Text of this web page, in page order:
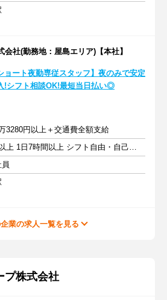
社(勤務地：屋島エリア)【本社】
ョート夜勤専従スタッフ】夜のみで安定
!シフト相談OK!最短当日払い◎
3280円以上＋交通費全額支給
週2日以上 1日7時間以上 シフト自由・自己申告
業の求人一覧を見る
プ株式会社